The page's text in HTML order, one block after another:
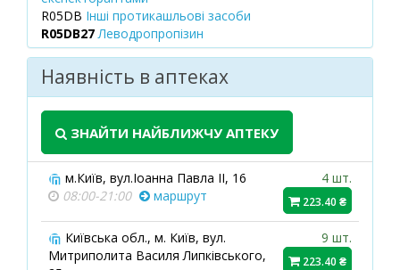
R05DB Інші протикашльові засоби
R05DB27 Леводропропізин
Наявність в аптеках
ЗНАЙТИ НАЙБЛИЖЧУ АПТЕКУ
м.Київ, вул.Іоанна Павла ІІ, 16
08:00-21:00
маршрут
4 шт.
223.40 ₴
Київська обл., м. Київ, вул.
Митриполита Василя Липківського,
9 шт.
223.40 ₴